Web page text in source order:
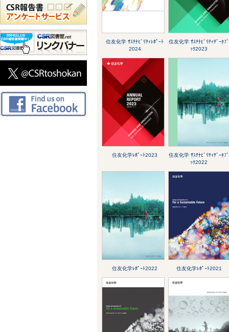
住友化学 ｻｽﾃﾅﾋﾞﾘﾃｨﾚﾎﾟｰﾄ
2024
住友化学 ｻｽﾃﾅﾋﾞﾘﾃｨﾃﾞｰﾀﾌﾞ
ｯｸ2023
住友化学ﾚﾎﾟｰﾄ2023
住友化学 ｻｽﾃﾅﾋﾞﾘﾃｨﾃﾞｰﾀﾌﾞ
ｯｸ2022
住友化学ﾚﾎﾟｰﾄ2022 住友化学ﾚﾎﾟｰﾄ2021